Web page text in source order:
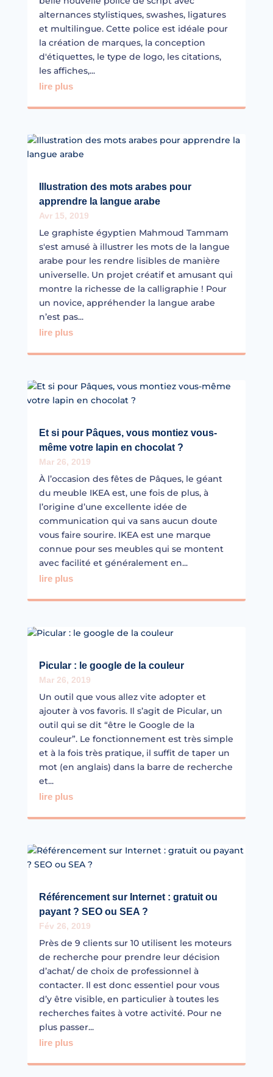
alternances stylistiques, swashes, ligatures
et multilingue. Cette police est idéale pour
la création de marques, la conception
d'étiquettes, le type de logo, les citations,
les affiches,...
lire plus
Illustration des mots arabes pour
apprendre la langue arabe
Avr 15, 2019
Le graphiste égyptien Mahmoud Tammam
s'est amusé à illustrer les mots de la langue
arabe pour les rendre lisibles de manière
universelle. Un projet créatif et amusant qui
montre la richesse de la calligraphie ! Pour
un novice, appréhender la langue arabe
n’est pas...
lire plus
Et si pour Pâques, vous montiez vous-
même votre lapin en chocolat ?
Mar 26, 2019
À l’occasion des fêtes de Pâques, le géant
du meuble IKEA est, une fois de plus, à
l’origine d’une excellente idée de
communication qui va sans aucun doute
vous faire sourire. IKEA est une marque
connue pour ses meubles qui se montent
avec facilité et généralement en...
lire plus
Picular : le google de la couleur
Mar 26, 2019
Un outil que vous allez vite adopter et
ajouter à vos favoris. Il s’agit de Picular, un
outil qui se dit “être le Google de la
couleur”. Le fonctionnement est très simple
et à la fois très pratique, il suffit de taper un
mot (en anglais) dans la barre de recherche
et...
lire plus
Référencement sur Internet : gratuit ou
payant ? SEO ou SEA ?
Fév 26, 2019
Près de 9 clients sur 10 utilisent les moteurs
de recherche pour prendre leur décision
d’achat/ de choix de professionnel à
contacter. Il est donc essentiel pour vous
d’y être visible, en particulier à toutes les
recherches faites à votre activité. Pour ne
plus passer...
lire plus